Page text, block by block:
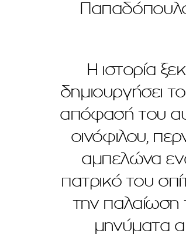
Η ιστορία
δημιουργήσει
απόφασή του
οινόφιλου,
αμπελώνα
πατρικό του
την παλαίωση
μηνύματα